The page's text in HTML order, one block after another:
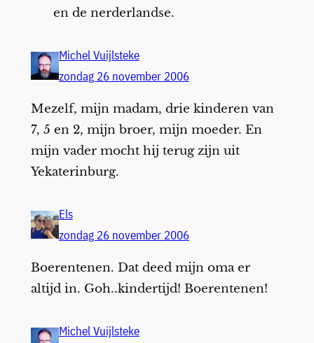
en de nerderlandse.
Michel Vuijlsteke
zondag 26 november 2006
Mezelf, mijn madam, drie kinderen van
7, 5 en 2, mijn broer, mijn moeder. En
mijn vader mocht hij terug zijn uit
Yekaterinburg.
Els
zondag 26 november 2006
Boerentenen. Dat deed mijn oma er
altijd in. Goh..kindertijd! Boerentenen!
Michel Vuijlsteke